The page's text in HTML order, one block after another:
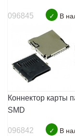
096845 ✓ В
Коннектор карты
SMD
096842 ✓ В